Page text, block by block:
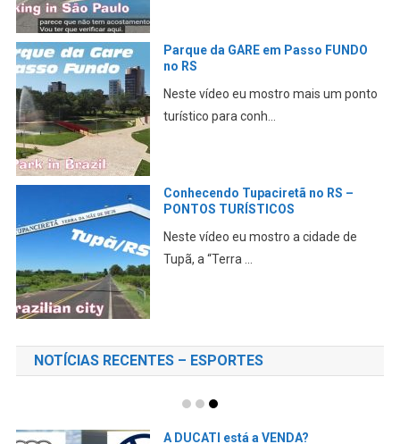
Pegando a estrada em Passo Fundo,
passando por Veranópo...
Neste vídeo, eu conto esta história
incrível ocorrida n...
NOTÍCIAS RECENTES – ESPORTES
em MUGELLO
morte CONFIRA essa m...